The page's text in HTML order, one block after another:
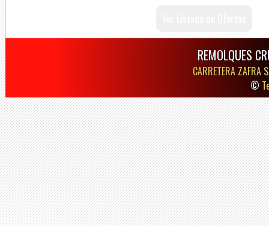
REMOLQUES
CARRETERA
©